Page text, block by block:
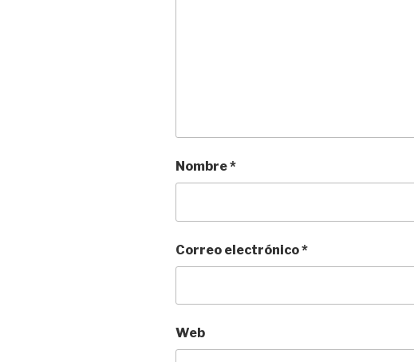
Nombre*
Correo electrónico*
Web